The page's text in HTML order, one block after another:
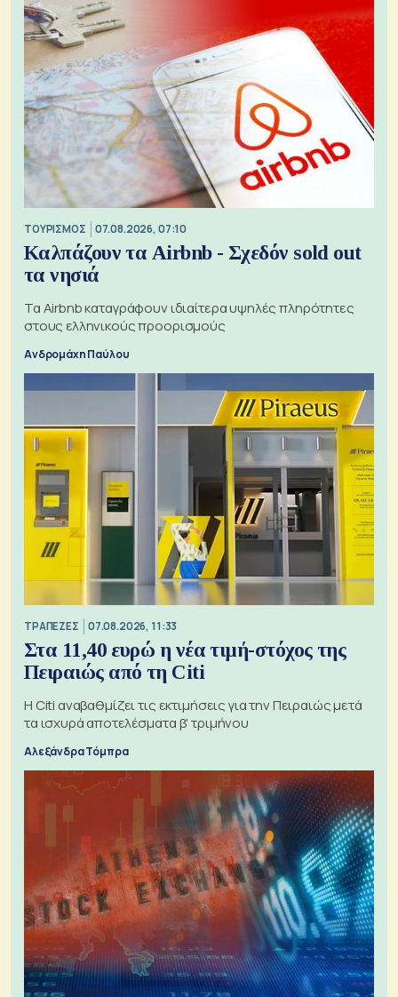
ΤΟΥΡΙΣΜΟΣ 07.08.2026, 07:10
Καλπάζουν τα Airbnb - Σχεδόν sold out
τα νησιά
Τα Airbnb καταγράφουν ιδιαίτερα υψηλές πληρότητες
στους ελληνικούς προορισμούς
Ανδρομάχη Παύλου
ΤΡΑΠΕΖΕΣ 07.08.2026, 11:33
Στα 11,40 ευρώ η νέα τιμή-στόχος της
Πειραιώς από τη Citi
Η Citi αναβαθμίζει τις εκτιμήσεις για την Πειραιώς μετά
τα ισχυρά αποτελέσματα β' τριμήνου
Αλεξάνδρα Τόμπρα